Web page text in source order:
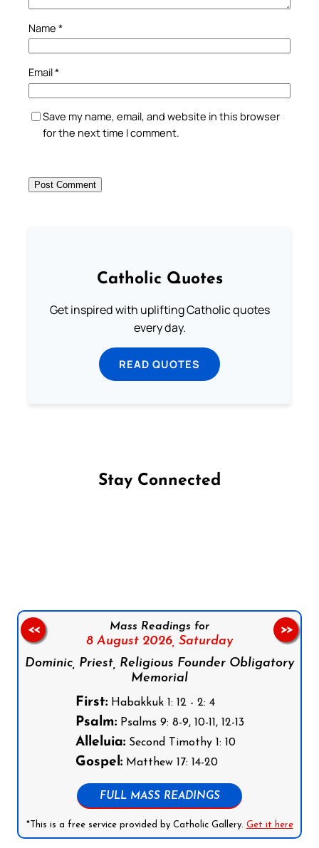
Name *
Email*
Save my name, email, and website in this browser
for the next time I comment.
Catholic Quotes
Get inspired with uplifting Catholic quotes
every day.
READ QUOTES
Stay Connected
Mass Readings for
8 August 2026, Saturday
Dominic, Priest, Religious Founder Obligatory
Memorial
First:Habakkuk 1: 12 - 2: 4
Psalm:Psalms 9: 8-9, 10-11, 12-13
Alleluia:Second Timothy 1: 10
Gospel:Matthew 17: 14-20
FULL MASS READINGS
*This is a free service provided by Catholic Gallery. Get it here
<< >>